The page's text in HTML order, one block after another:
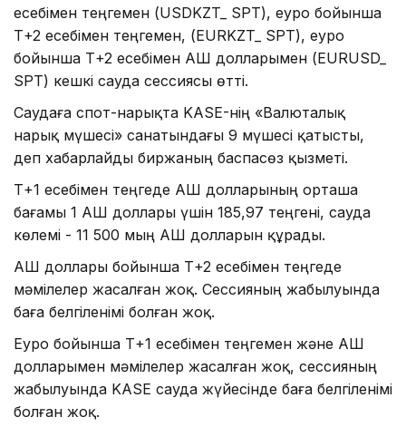
есебімен теңгемен (USDKZT_ SPT), еуро бойынша
Т+2 есебімен теңгемен, (EURKZT_ SPT), еуро
бойынша Т+2 есебімен АҚШ долларымен (EURUSD_
SPT) кешкі сауда сессиясы өтті.
Саудаға спот-нарықта KASE-нің «Валюталық
нарық мүшесі» санатындағы 9 мүшесі қатысты,
деп хабарлайды биржаның баспасөз қызметі.
Т+1 есебімен теңгеде АҚШ долларының орташа
бағамы 1 АҚШ доллары үшін 185,97 теңгені, сауда
көлемі - 11 500 мың АҚШ долларын құрады.
АҚШ доллары бойынша Т+2 есебімен теңгеде
мәмілелер жасалған жоқ. Сессияның жабылуында
баға белгіленімі болған жоқ.
Еуро бойынша Т+1 есебімен теңгемен және АҚШ
долларымен мәмілелер жасалған жоқ, сессияның
жабылуында KASE сауда жүйесінде баға белгіленімі
болған жоқ.